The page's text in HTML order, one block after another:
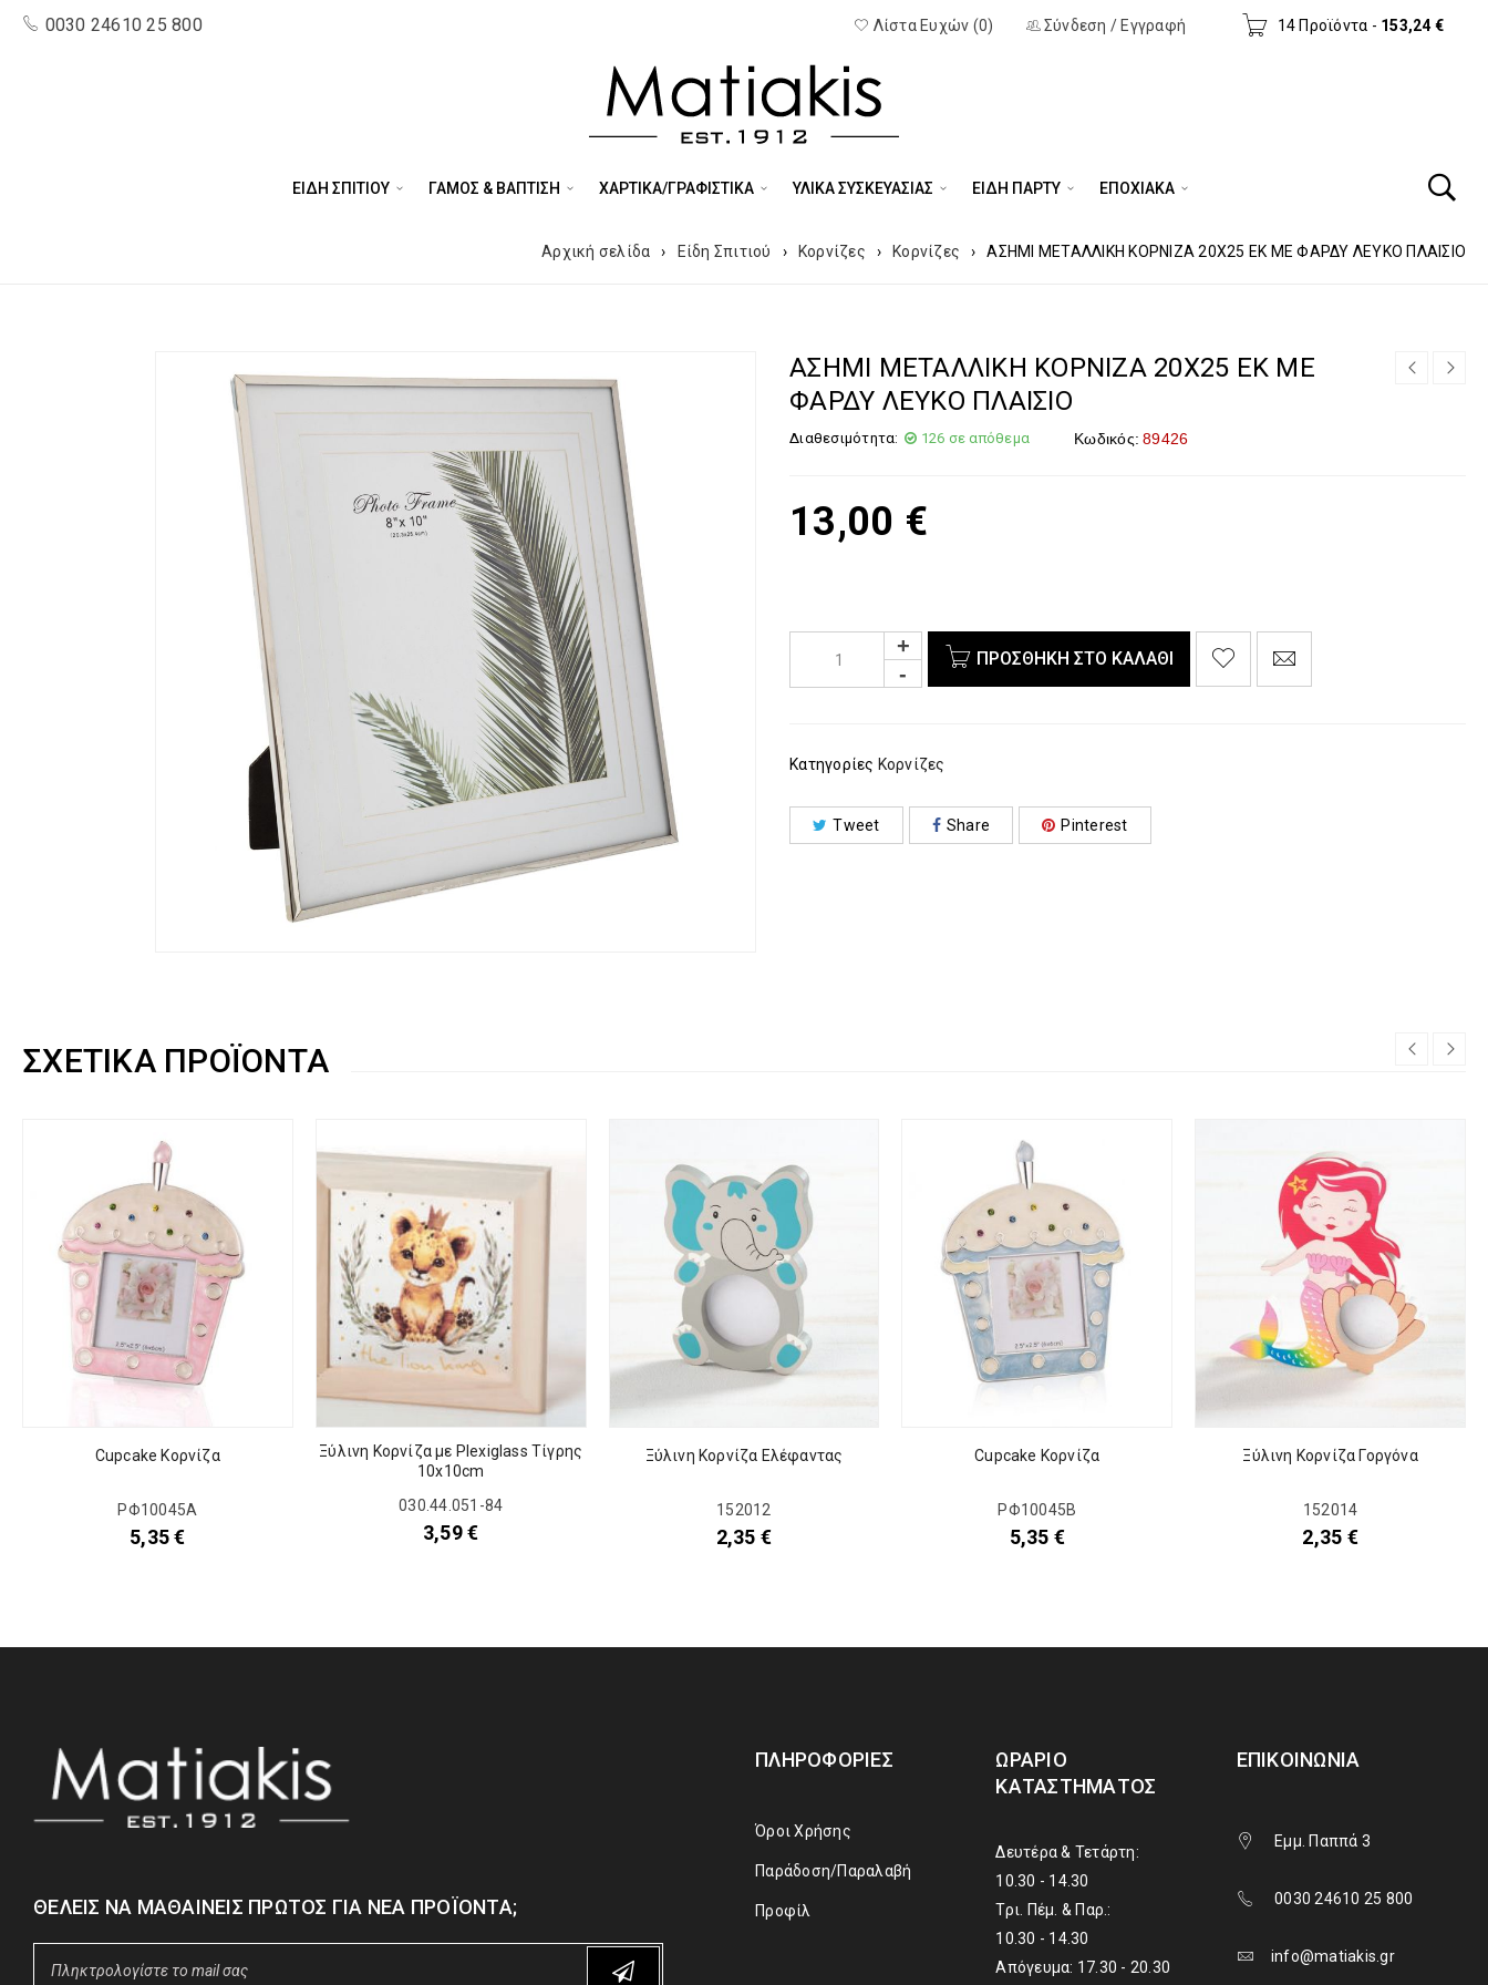
0030 24610 25 800 14 Προϊόντα - 153,24€
Σύνδεση / Εγγραφή
Λίστα Ευχών (0)
ΕΙΔΗ ΣΠΙΤΙΟΥ ΓΑΜΟΣ & ΒΑΠΤΙΣΗ ΧΑΡΤΙΚΑ/ΓΡΑΦΙΣΤΙΚΑ ΥΛΙΚΑ ΣΥΣΚΕΥΑΣΙΑΣ ΕΊΔΗ ΠΆΡΤΥ ΕΠΟΧΙΑΚΑ
Αρχική σελίδα › Είδη Σπιτιού › Κορνίζες › Κορνίζες › ΑΣΗΜΙ ΜΕΤΑΛΛΙΚΗ ΚΟΡΝΙΖΑ 20Χ25 ΕΚ ΜΕ ΦΑΡΔΥ ΛΕΥΚΟ ΠΛΑΙΣΙΟ
ΑΣΗΜΙ ΜΕΤΑΛΛΙΚΗ ΚΟΡΝΙΖΑ 20Χ25 ΕΚ ΜΕ
ΦΑΡΔΥ ΛΕΥΚΟ ΠΛΑΙΣΙΟ
Διαθεσιμότητα: 126 σε απόθεμα Κωδικός: 89426
13,00 €
ΠΡΟΣΘΉΚΗ ΣΤΟ ΚΑΛΆΘΙ
Κατηγορίες Κορνίζες
Tweet Share Pinterest
ΣΧΕΤΙΚΆ ΠΡΟΪΌΝΤΑ
Cupcake Κορνίζα
ΡΦ10045Α
5,35€
Ξύλινη Κορνίζα με Plexiglass Τίγρης
10x10cm
030.44.051-84
3,59€
Ξύλινη Κορνίζα Ελέφαντας
152012
2,35 €
Cupcake Κορνίζα
ΡΦ10045Β
5,35 €
Ξύλινη Κορνίζα Γοργόνα
152014
2,35 €
ΘΈΛΕΙΣ ΝΑ ΜΑΘΑΊΝΕΙΣ ΠΡΏΤΟΣ ΓΙΑ ΝΈΑ ΠΡΟΪΌΝΤΑ;
ΠΛΗΡΟΦΟΡΊΕΣ
Όροι Χρήσης
Παράδοση/Παραλαβή
Προφίλ
ΩΡΆΡΙΟ
ΚΑΤΑΣΤΉΜΑΤΟΣ
Δευτέρα & Τετάρτη:
10.30 - 14.30
Τρι. Πέμ. & Παρ.:
10.30 - 14.30
Απόγευμα: 17.30 - 20.30
ΕΠΙΚΟΙΝΩΝΊΑ
Εμμ. Παππά 3
0030 24610 25 800
info@matiakis.gr